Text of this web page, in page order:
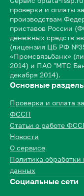
проверки и оплаты
производствам
приставов России
денежных средств
(лицензия ЦБ РФ
«Промсвязьбанк»
2014) и ПАО "МТС
декабря 2014).
Основные
Проверка и оплата
ФССП
Статьи о работе
Новости
О сервисе
Политика обработки
данных
Социальные сети